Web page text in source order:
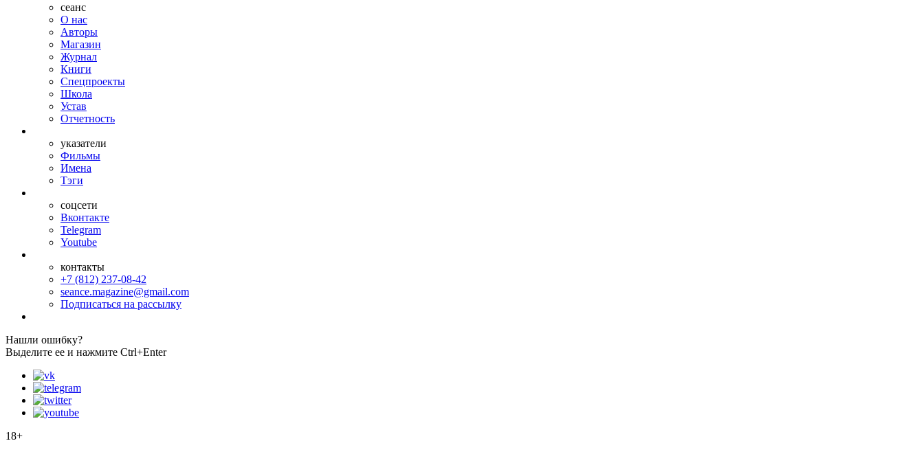
сеанс
О нас
Авторы
Магазин
Журнал
Книги
Спецпроекты
Школа
Устав
Отчетность
указатели
Фильмы
Имена
Тэги
соцсети
Вконтакте
Telegram
Youtube
контакты
+7 (812) 237-08-42
seance.magazine@gmail.com
Подписаться на рассылку
Нашли ошибку?
Выделите ее и нажмите Ctrl+Enter
18+